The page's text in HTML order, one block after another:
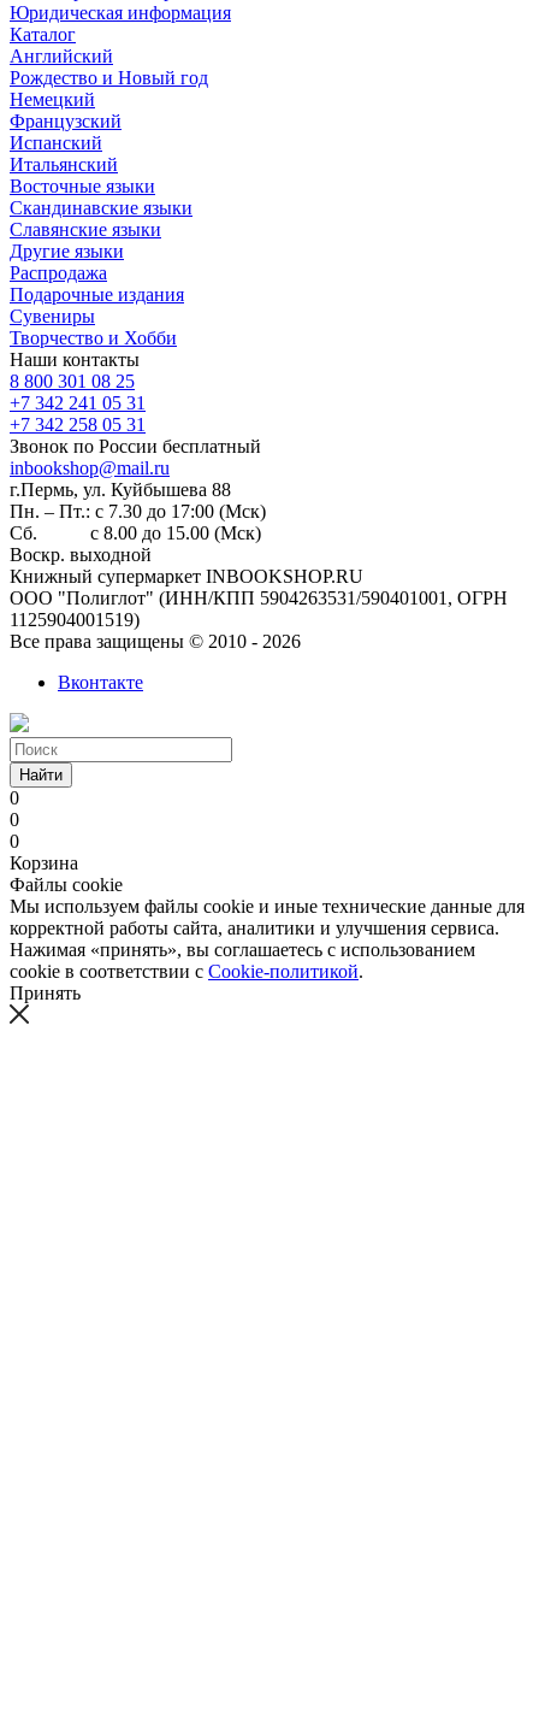
Юридическая информация
Каталог
Английский
Рождество и Новый год
Немецкий
Французский
Испанский
Итальянский
Восточные языки
Скандинавские языки
Славянские языки
Другие языки
Распродажа
Подарочные издания
Сувениры
Творчество и Хобби
Наши контакты
8 800 301 08 25
+7 342 241 05 31
+7 342 258 05 31
Звонок по России бесплатный
inbookshop@mail.ru
г.Пермь, ул. Куйбышева 88
Пн. – Пт.: с 7.30 до 17:00 (Мск)
Сб. с 8.00 до 15.00 (Мск)
Воскр. выходной
Книжный супермаркет INBOOKSHOP.RU
ООО "Полиглот" (ИНН/КПП 5904263531/590401001, ОГРН
1125904001519)
Все права защищены © 2010 - 2026
Вконтакте
Найти
0
0
0
Корзина
Файлы cookie
Мы используем файлы cookie и иные технические данные для
корректной работы сайта, аналитики и улучшения сервиса.
Нажимая «принять», вы соглашаетесь с использованием
cookie в соответствии с Cookie-политикой.
Принять